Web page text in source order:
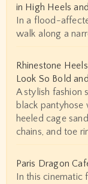
in High Heels
In a flood-
walk along a
Rhinestone
Look So Bold
A stylish fashion
black pantyhose
heeled cage
chains, and toe
Paris Dragon
In this cinematic